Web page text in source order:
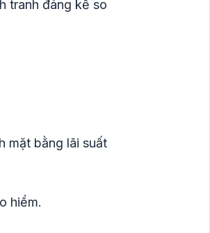
tranh đáng kể so
mặt bằng lãi suất
hiểm.